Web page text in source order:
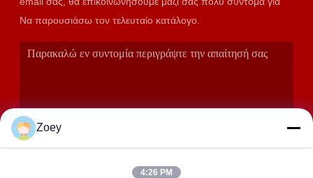
Να παρουσιάσω τον τελευταίο κατάλογο.
Zoey
4:26 PM